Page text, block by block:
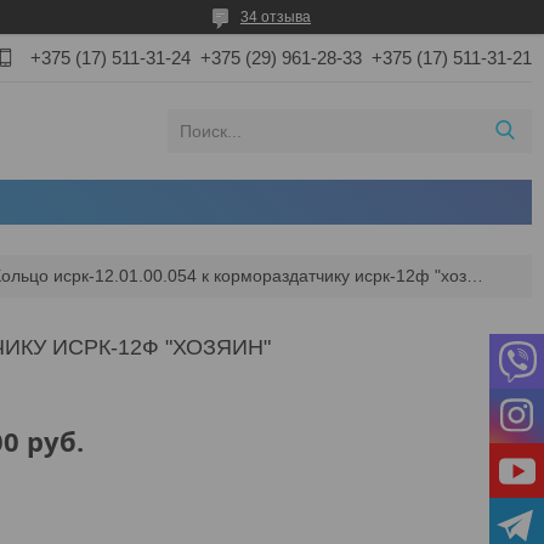
34 отзыва
+375 (17) 511-31-24 +375 (29) 961-28-33 +375 (17) 511-31-21
ИСРК-12Ф "ХОЗЯИН"
руб.